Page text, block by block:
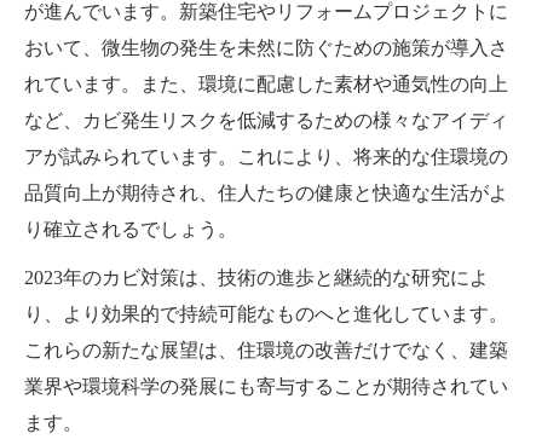
が進んでいます。新築住宅やリフォームプロジェクトに
おいて、微生物の発生を未然に防ぐための施策が導入さ
れています。また、環境に配慮した素材や通気性の向上
など、カビ発生リスクを低減するための様々なアイディ
アが試みられています。これにより、将来的な住環境の
品質向上が期待され、住人たちの健康と快適な生活がよ
り確立されるでしょう。
2023年のカビ対策は、技術の進歩と継続的な研究によ
り、より効果的で持続可能なものへと進化しています。
これらの新たな展望は、住環境の改善だけでなく、建築
業界や環境科学の発展にも寄与することが期待されてい
ます。